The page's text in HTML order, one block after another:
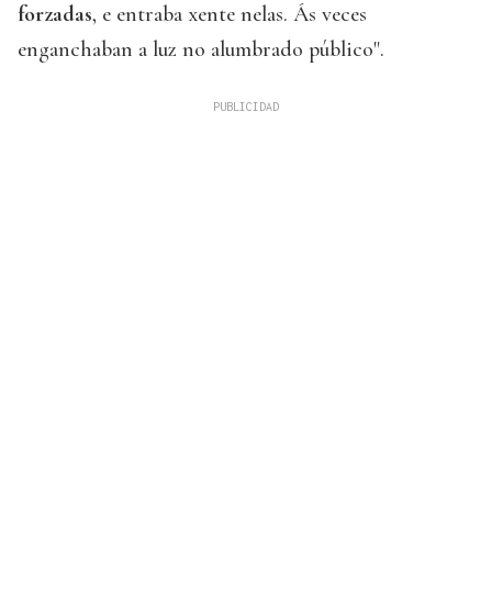
forzadas, e entraba xente nelas. Ás veces
enganchaban a luz no alumbrado público".